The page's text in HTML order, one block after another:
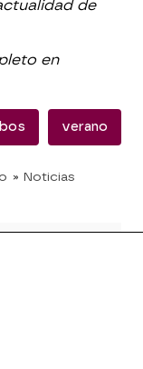
de
en
verano
» Noticias